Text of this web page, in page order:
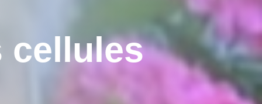
cellules